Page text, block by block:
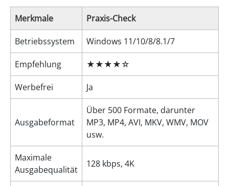
Merkmale Praxis-Check
Betriebssystem Windows 11/10/8/8.1/7
Empfehlung ★★★★☆
Werbefrei Ja
Ausgabeformat
Über 500 Formate, darunter
MP3, MP4, AVI, MKV, WMV, MOV
usw.
Maximale
Ausgabequalität
128 kbps, 4K